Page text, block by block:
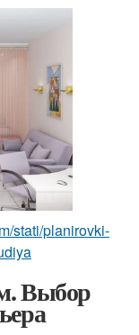
stati/planirovki-
Выбор